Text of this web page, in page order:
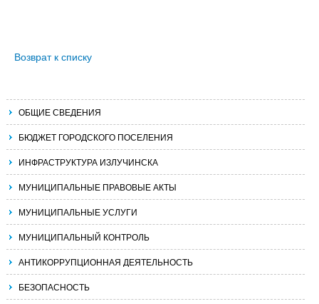
Возврат к списку
ОБЩИЕ СВЕДЕНИЯ
БЮДЖЕТ ГОРОДСКОГО ПОСЕЛЕНИЯ
ИНФРАСТРУКТУРА ИЗЛУЧИНСКА
МУНИЦИПАЛЬНЫЕ ПРАВОВЫЕ АКТЫ
МУНИЦИПАЛЬНЫЕ УСЛУГИ
МУНИЦИПАЛЬНЫЙ КОНТРОЛЬ
АНТИКОРРУПЦИОННАЯ ДЕЯТЕЛЬНОСТЬ
БЕЗОПАСНОСТЬ